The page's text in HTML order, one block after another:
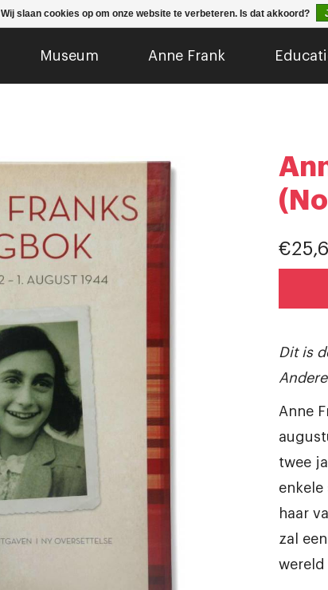
Museum Anne Frank
Dit is
Anne
twee
haar
zal
wereld
Wij slaan cookies op om onze website te verbeteren. Is dat akkoord?